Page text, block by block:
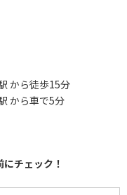
から徒歩15分
から車で5分
チェック！